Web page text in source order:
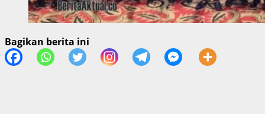
Bagikan berita ini